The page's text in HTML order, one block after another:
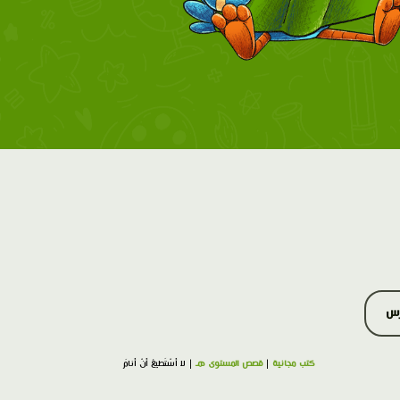
كتب مجانية |قصص المستوى هـ| لا أَسْتَطيعُ أَنْ أَنامَ